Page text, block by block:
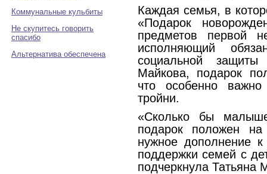
Коммунальные кульбиты
Не скупитесь говорить
спасибо
Альтернатива обеспечена
Каждая семья, в
«Подарок
предметов первой
исполняющий
социальной
Майкова, подарок
что особенно
тройни.
«Сколько бы
подарок положен
нужное дополнение
поддержки семей с
подчеркнула Татьяна